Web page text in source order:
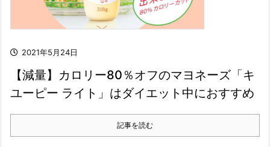
2021年5月24日
【減量】カロリー80％オフのマヨネーズ「キ
ユーピー ライト」はダイエット中におすすめ
記事を読む